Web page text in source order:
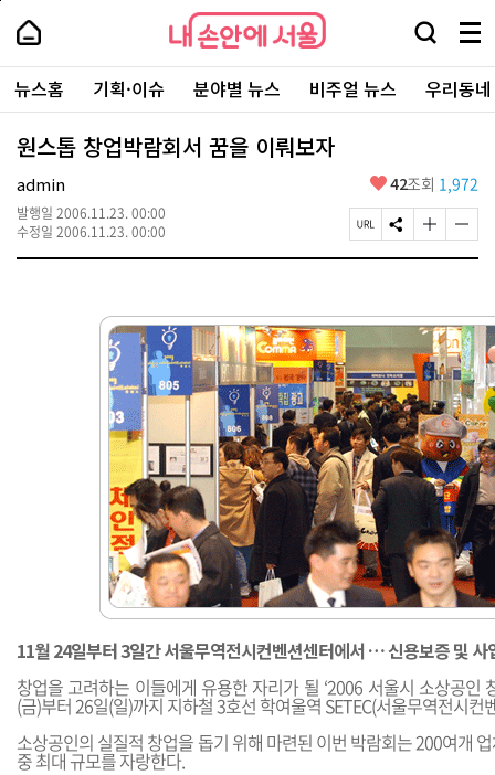
본
로
가
내
손
안
에
서
울
-
서
울
시
대
표
소
내
손
에
울
검
창
열
기
메
뉴
전
체
보
주
요
서
뉴스홈 기획·이슈 분야별 뉴스 비주얼 뉴스 우리동
원스톱 창업박람회서 꿈을 이뤄보자
admin
발행일 2006.11.23. 00:00
수정일 2006.11.23. 00:00
좋
요
42조회 1,972
페
이
L
복
사
S
N
하
기
글
자
게
변
경
하
기
글
자
게
변
경
하
기
11월 24일부터 3일간 서울무역전시컨벤션센터에서 … 신용보증 및 사
창업을 고려하는 이들에게 유용한 자리가 될 ‘2006 서울시 소상공인
(금)부터 26일(일)까지 지하철 3호선 학여울역 SETEC(서울무역전시컨
소상공인의 실질적 창업을 돕기 위해 마련된 이번 박람회는 200여개
중 최대 규모를 자랑한다.
페
상
단
로